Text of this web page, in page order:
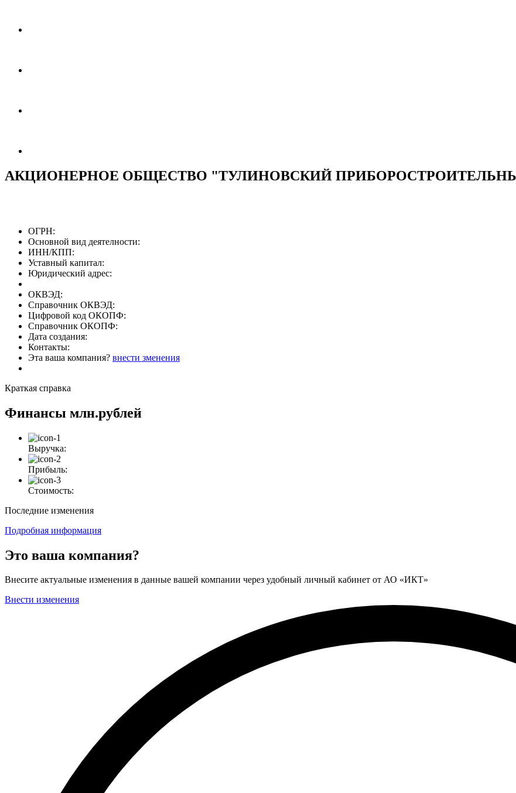
АКЦИОНЕРНОЕ ОБЩЕСТВО "ТУЛИНОВСКИЙ
ОГРН:
Основной вид деятелности:
ИНН/КПП:
Уставный капитал:
Юридический адрес:
ОКВЭД:
Справочник ОКВЭД:
Цифровой код ОКОПФ:
Справочник ОКОПФ:
Дата создания:
Контакты:
Эта ваша компания? внести зменения
Краткая справка
Финансы млн.рублей
Выручка:
Прибыль:
Стоимость:
Последние изменения
Подробная информация
Это ваша компания?
Внесите актуальные изменения в данные вашей компании через удобный личный кабинет от АО «ИКТ»
Внести изменения